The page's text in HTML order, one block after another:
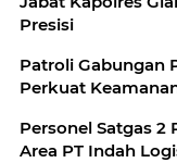
Presisi
Patroli Gabungan
Perkuat
Personel Satgas 2
Area PT Indah